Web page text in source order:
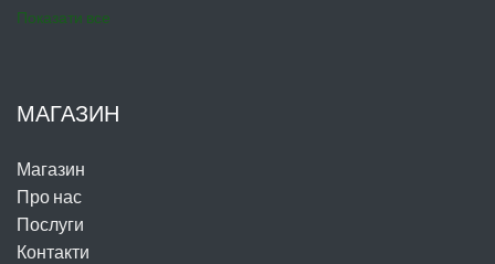
Показати все
МАГАЗИН
Магазин
Про нас
Послуги
Контакти